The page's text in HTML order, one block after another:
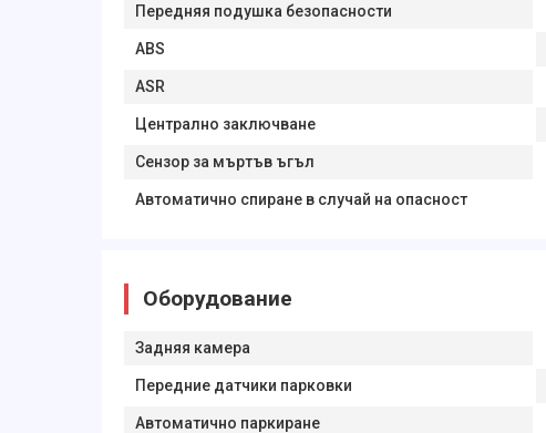
Передняя подушка безопасности
ABS
ASR
Централно заключване
Сензор за мъртъв ъгъл
Автоматично спиране в случай на опасност
Оборудование
Задняя камера
Передние датчики парковки
Автоматично паркиране